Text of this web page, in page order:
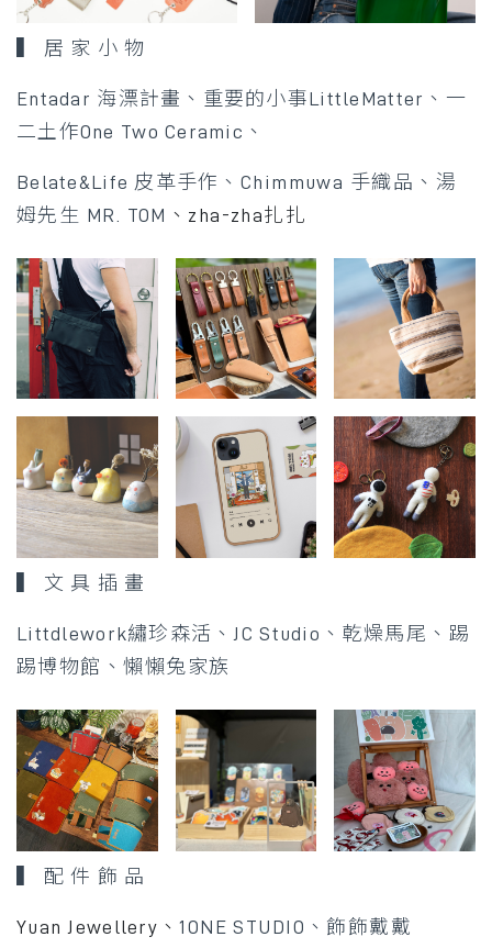
▍ 居 家 小 物 ​
Entadar 海漂計畫、重要的小事LittleMatter、一
二土作One Two Ceramic、
Belate&Life 皮革手作、 Chimmuwa 手織品、 湯
姆先生 MR. TOM 、zha-zha扎扎
▍ 文 具 插 畫
Littdlework繡珍森活、JC Studio 、 乾燥馬尾、 踢
踢博物館、懶懶兔家族
▍ 配 件 飾 品
Yuan Jewellery、1ONE STUDIO、 飾飾戴戴